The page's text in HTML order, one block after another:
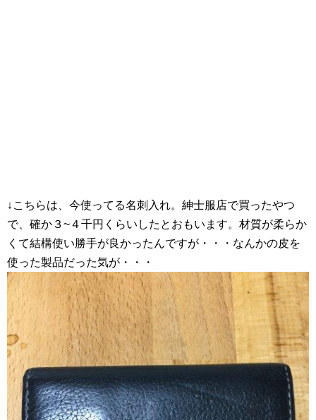
↓こちらは、今使ってる名刺入れ。紳士服店で買ったやつ
で、確か３~４千円くらいしたとおもいます。材質が柔らか
くて結構使い勝手が良かったんですが・・・なんかの皮を
使った製品だった気が・・・